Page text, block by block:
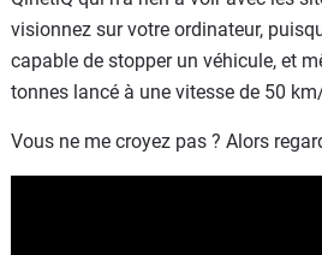
visionnez sur votre ordinateur,
capable de stopper un véhicule, et
tonnes lancé à une vitesse de 50
Vous ne me croyez pas ? Alors